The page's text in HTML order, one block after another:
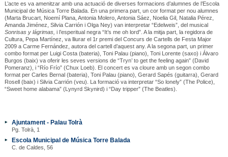
L’acte es va amenitzar amb una actuació de diverses formacions d’alumnes de l’Escola
Municipal de Música Torre Balada. En una primera part, un cor format per nou alumnes
(Marta Brucart, Noemí Plana, Antonia Molero, Antonia Sáez, Noelia Gil, Natalia Pérez,
Amanda Jiménez, Silvia Carrión i Olga Ney) van interpretar “Edelweis”, del musical
Sonrisas y lágrimas, i l’esperitual negra “It’s me oh lord”. A la mitja part, la regidora de
Cultura, Pepa Martínez, va lliurar el 1r premi del Concurs de Cartells de Festa Major
2009 a Carme Fernández, autora del cartell d’aquest any. A la segona part, un primer
combo format per Luigi Costa (bateria), Toni Palau (piano), Toni Lorente (saxo) i Álvaro
Burgos (baix) va oferir les seves versions de “Tryn’ to get the feeling again” (David
Pomeranz), i “Río Frío” (Chux Loeb). El concert es va cloure amb un segon combo
format per Carles Bernal (bateria), Toni Palau (piano), Gerard Sapés (guitarra), Gerard
Rosell (baix) i Silvia Carrión (veu). La formació va interpretar “So lonely” (The Police),
“Sweet home alabama” (Lynyrd Skynird) i “Day tripper” (The Beatles).
Ajuntament - Palau Tolrà
Pg. Tolrà, 1
Escola Municipal de Música Torre Balada
C. de Caldes, 56